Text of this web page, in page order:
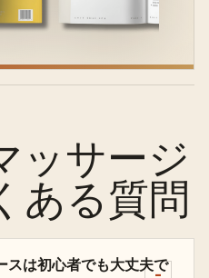
ッサージ
ある質問
スは初心者でも大丈夫で